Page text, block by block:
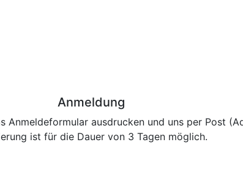
Anmeldung
Anmeldeformular ausdrucken und uns per Post
ist für die Dauer von 3 Tagen möglich.